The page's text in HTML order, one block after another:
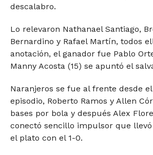
descalabro.
Lo relevaron Nathanael Santiago,
Bernardino y Rafael Martín, todos
anotación, el ganador fue Pablo
Manny Acosta (15) se apuntó el
Naranjeros se fue al frente desde
episodio, Roberto Ramos y Allen
bases por bola y después Alex
conectó sencillo impulsor que llevó
el plato con el 1-0.